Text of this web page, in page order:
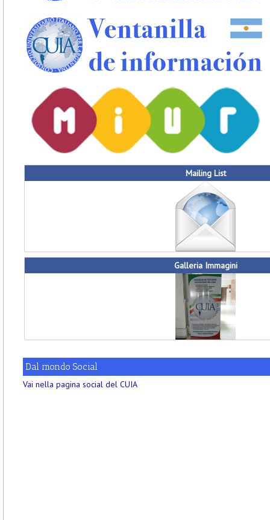
Mailing List
Galleria Immagini
Dal mondo Social
Vai nella pagina social del CUIA